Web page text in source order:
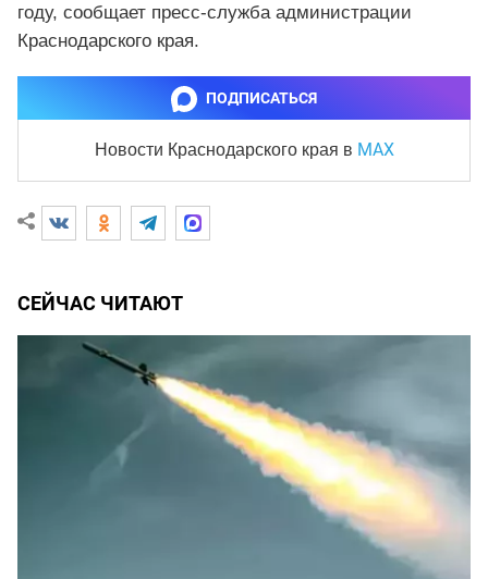
году, сообщает пресс-служба администрации
Краснодарского края.
ПОДПИСАТЬСЯ
Новости Краснодарского края в MAX
СЕЙЧАС ЧИТАЮТ